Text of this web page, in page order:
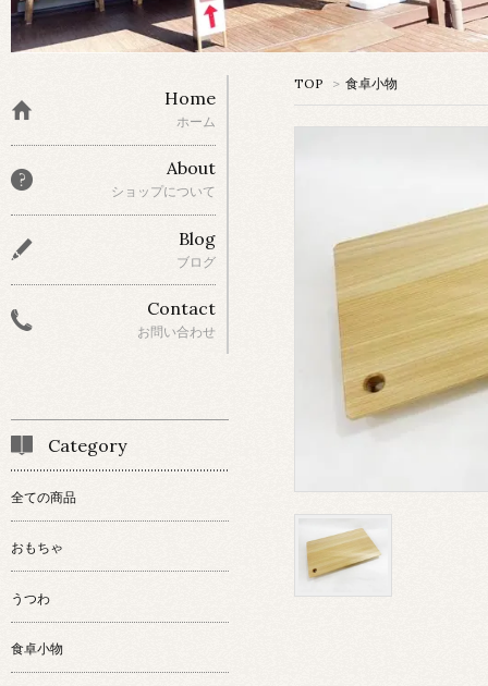
TOP > 食卓小物
Home
ホーム
About
ショップについて
Blog
ブログ
Contact
お問い合わせ
Category
全ての商品
おもちゃ
うつわ
食卓小物